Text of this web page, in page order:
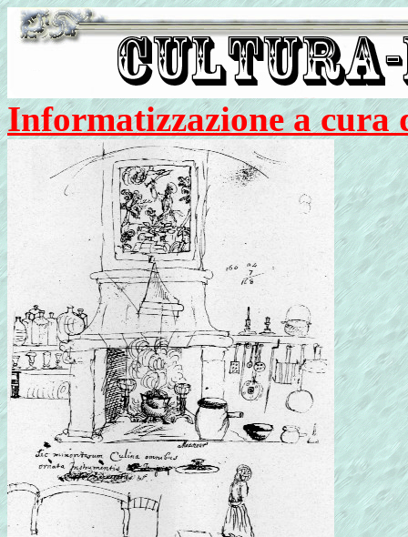
Informatizzazione a cura